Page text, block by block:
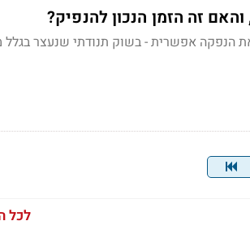
זה הזמן הנכון להנפיק?
הנפקה אפשרית - בשוק תנודתי שנעצר בגלל
לכל